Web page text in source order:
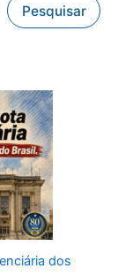
Pesquisar
dos